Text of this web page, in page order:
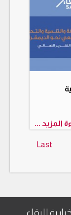
المزيد ...
Last
للبقاء